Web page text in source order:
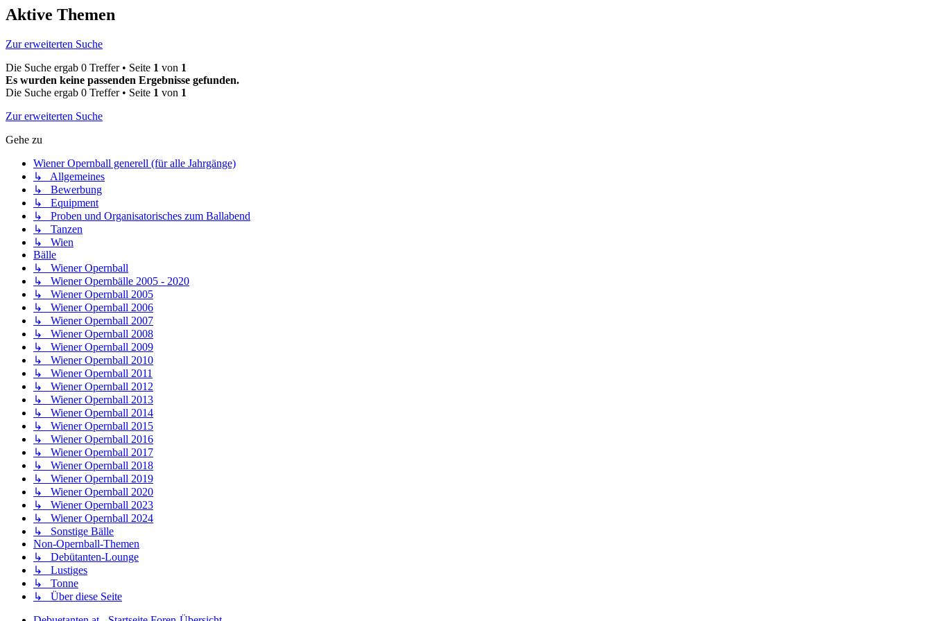
Aktive Themen
Zur erweiterten Suche
Die Suche ergab 0 Treffer • Seite 1 von 1
Es wurden keine passenden Ergebnisse gefunden.
Die Suche ergab 0 Treffer • Seite 1 von 1
Zur erweiterten Suche
Gehe zu
Wiener Opernball generell (für alle Jahrgänge)
↳ Allgemeines
↳ Bewerbung
↳ Equipment
↳ Proben und Organisatorisches zum Ballabend
↳ Tanzen
↳ Wien
Bälle
↳ Wiener Opernball
↳ Wiener Opernbälle 2005 - 2020
↳ Wiener Opernball 2005
↳ Wiener Opernball 2006
↳ Wiener Opernball 2007
↳ Wiener Opernball 2008
↳ Wiener Opernball 2009
↳ Wiener Opernball 2010
↳ Wiener Opernball 2011
↳ Wiener Opernball 2012
↳ Wiener Opernball 2013
↳ Wiener Opernball 2014
↳ Wiener Opernball 2015
↳ Wiener Opernball 2016
↳ Wiener Opernball 2017
↳ Wiener Opernball 2018
↳ Wiener Opernball 2019
↳ Wiener Opernball 2020
↳ Wiener Opernball 2023
↳ Wiener Opernball 2024
↳ Sonstige Bälle
Non-Opernball-Themen
↳ Debütanten-Lounge
↳ Lustiges
↳ Tonne
↳ Über diese Seite